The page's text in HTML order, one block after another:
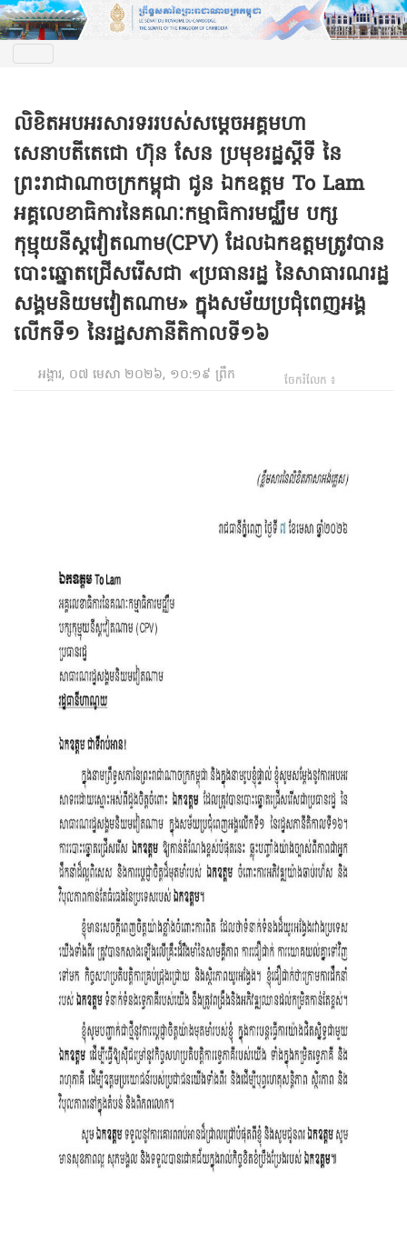
លិខិតអបអរសារទររបស់សម្តេចអគ្គមហា
សេនាបតីតេជោ ហ៊ុន សែន ប្រមុខរដ្ឋស្តីទី នៃ
ព្រះរាជាណាចក្រកម្ពុជា ជូន ឯកឧត្តម To Lam
អគ្គលេខាធិការនៃគណៈកម្មាធិការមជ្ឈឹម បក្ស
កុម្មុយនីស្តវៀតណាម(CPV) ដែលឯកឧត្តមត្រូវបាន
បោះឆ្នោតជ្រើសរើសជា «ប្រធានរដ្ឋ នៃសាធារណរដ្ឋ
សង្គមនិយមវៀតណាម» ក្នុងសម័យប្រជុំពេញអង្គ
លើកទី១ នៃរដ្ឋសភានីតិកាលទី១៦
អង្គារ, ០៧ មេសា ២០២៦, ១០:១៩ ព្រឹក ចែករំលែក ៖